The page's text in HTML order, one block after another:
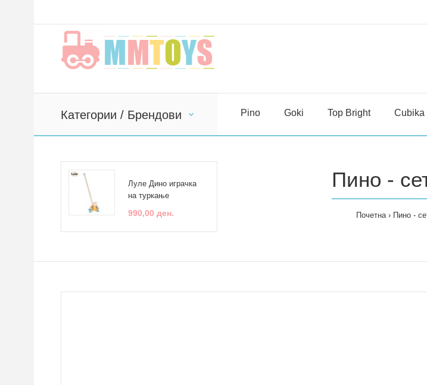
Категории / Брендови Pino Goki Top Bright Cubika
Луле Дино играчка
на туркање
990,00 ден.
Пино -
Почетна Пино -